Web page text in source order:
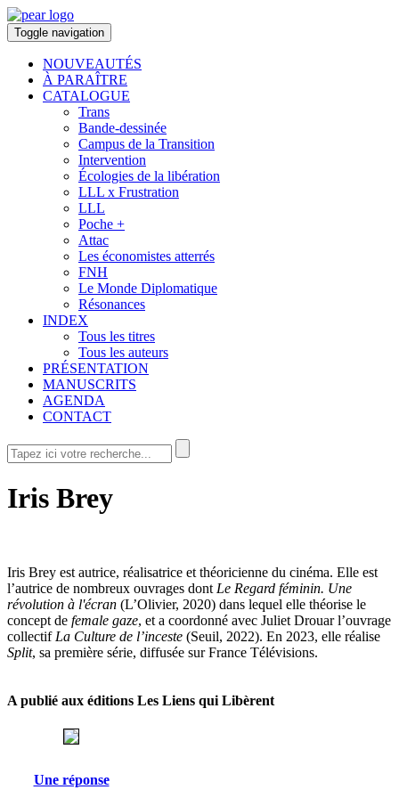
Toggle navigation
NOUVEAUTÉS
À PARAÎTRE
CATALOGUE
Trans
Bande-dessinée
Campus de la Transition
Intervention
Écologies de la libération
LLL x Frustration
LLL
Poche +
Attac
Les économistes atterrés
FNH
Le Monde Diplomatique
Résonances
INDEX
Tous les titres
Tous les auteurs
PRÉSENTATION
MANUSCRITS
AGENDA
CONTACT
Iris Brey
Iris Brey est autrice, réalisatrice et théoricienne du cinéma. Elle est
l’autrice de nombreux ouvrages dont Le Regard féminin. Une
révolution à l'écran (L’Olivier, 2020) dans lequel elle théorise le
concept de female gaze, et a coordonné avec Juliet Drouar l’ouvrage
collectif La Culture de l’inceste (Seuil, 2022). En 2023, elle réalise
Split, sa première série, diffusée sur France Télévisions.
A publié aux éditions Les Liens qui Libèrent
Une réponse